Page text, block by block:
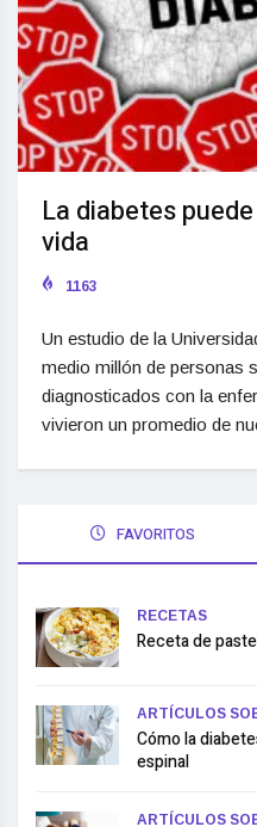
La diabetes
vida
1163
Un estudio de la
medio millón de personas
diagnosticados con la
vivieron un promedio de
FAVORITOS
RECETAS
Receta de
ARTÍCULOS
Cómo la
espinal
ARTÍCULOS